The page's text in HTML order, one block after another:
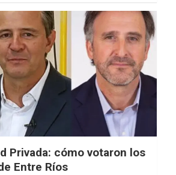
Privada: cómo votaron los
Entre Ríos